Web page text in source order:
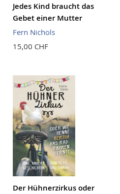
Jedes Kind braucht das
Gebet einer Mutter
Fern Nichols
15,00 CHF
Der Hühnerzirkus oder